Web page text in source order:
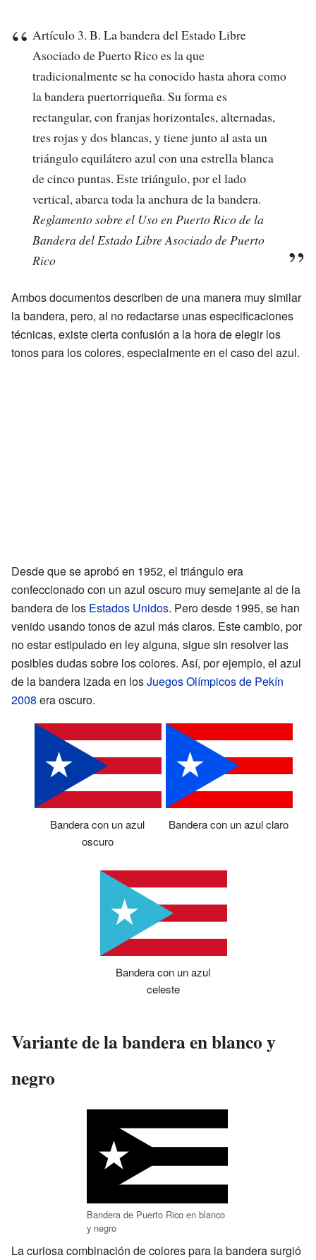
Artículo 3. B. La bandera del Estado Libre
Asociado de Puerto Rico es la que
tradicionalmente se ha conocido hasta ahora como
la bandera puertorriqueña. Su forma es
rectangular, con franjas horizontales, alternadas,
tres rojas y dos blancas, y tiene junto al asta un
triángulo equilátero azul con una estrella blanca
de cinco puntas. Este triángulo, por el lado
vertical, abarca toda la anchura de la bandera.
Reglamento sobre el Uso en Puerto Rico de la
Bandera del Estado Libre Asociado de Puerto
Rico
Ambos documentos describen de una manera muy similar
la bandera, pero, al no redactarse unas especificaciones
técnicas, existe cierta confusión a la hora de elegir los
tonos para los colores, especialmente en el caso del azul.
Desde que se aprobó en 1952, el triángulo era
confeccionado con un azul oscuro muy semejante al de la
bandera de los Estados Unidos. Pero desde 1995, se han
venido usando tonos de azul más claros. Este cambio, por
no estar estipulado en ley alguna, sigue sin resolver las
posibles dudas sobre los colores. Así, por ejemplo, el azul
de la bandera izada en losJuegos Olímpicos de Pekín
2008 era oscuro.
Bandera con un azul
oscuro
Bandera con un azul claro
Bandera con un azul
celeste
Variante de la bandera en blanco y
negro
Bandera de Puerto Rico en blanco
y negro
La curiosa combinación de colores para la bandera surgió